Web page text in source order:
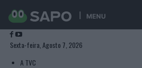
MENU
Sexta-feira, Agosto 7, 2026
A TVC